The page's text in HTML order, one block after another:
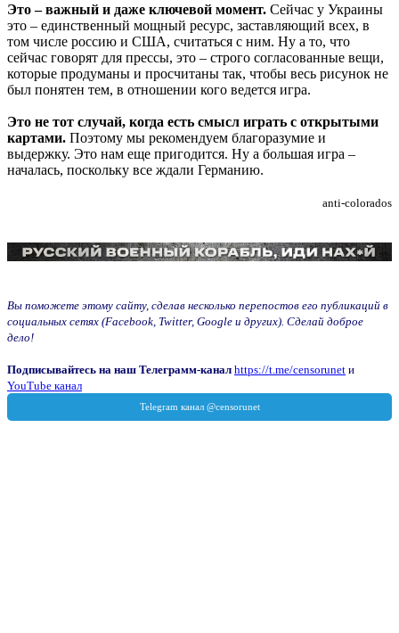
Это – важный и даже ключевой момент. Сейчас у Украины
это – единственный мощный ресурс, заставляющий всех, в
том числе россию и США, считаться с ним. Ну а то, что
сейчас говорят для прессы, это – строго согласованные вещи,
которые продуманы и просчитаны так, чтобы весь рисунок не
был понятен тем, в отношении кого ведется игра.
Это не тот случай, когда есть смысл играть с открытыми
картами. Поэтому мы рекомендуем благоразумие и
выдержку. Это нам еще пригодится. Ну а большая игра –
началась, поскольку все ждали Германию.
anti-colorados
Вы поможете этому сайту, сделав несколько перепостов его публикаций в
социальных сетях (Facebook, Twitter, Google и других). Сделай доброе
дело!
Подписывайтесь на наш Телеграмм-канал https://t.me/censorunet и
YouTube канал